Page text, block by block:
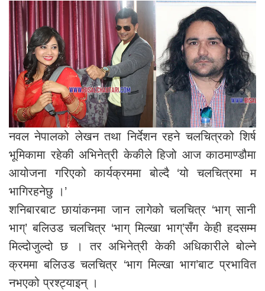
नवल नेपालको लेखन तथा निर्देशन रहने चलचित्रको शिर्ष
भूमिकामा रहेकी अभिनेत्री केकीले हिजो आज काठमाण्डौमा
आयोजना गरिएको कार्यक्रममा बोल्दै ‘यो चलचित्रमा म
भागिरहनेछु ।’
शनिबारबाट छायांकनमा जान लागेको चलचित्र ‘भाग् सानी
भाग्’ बलिउड चलचित्र ‘भाग् मिल्खा भाग्’सँग केही हदसम्म
मिल्दोजुल्दो छ । तर अभिनेत्री केकी अधिकारीले बोल्ने
क्रममा बलिउड चलचित्र ‘भाग मिल्खा भाग’बाट प्रभावित
नभएको प्रश्ट्याइन् ।